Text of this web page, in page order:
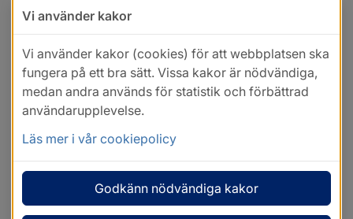
Vi använder kakor
Vi använder kakor (cookies) för att webbplatsen ska
fungera på ett bra sätt. Vissa kakor är nödvändiga,
medan andra används för statistik och förbättrad
användarupplevelse.
Läs mer i vår cookiepolicy
Godkänn nödvändiga kakor